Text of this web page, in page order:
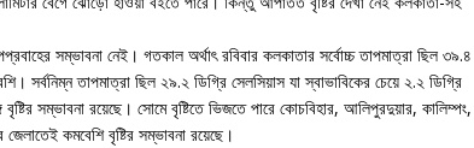
সম্ভাবনা নেই। গতকাল অর্থাৎ রবিবার কলকাতার সর্বোচ্চ তাপমাত্রা ছিল ৩৯.৪
সর্বনিম্ন তাপমাত্রা ছিল ২৯.২ ডিগ্রি সেলসিয়াস যা স্বাভাবিকের চেয়ে ২.২ ডিগ্রি
সম্ভাবনা রয়েছে। সোমে বৃষ্টিতে ভিজতে পারে কোচবিহার, আলিপুরদুয়ার, কালিম্পং,
কমবেশি বৃষ্টির সম্ভাবনা রয়েছে।